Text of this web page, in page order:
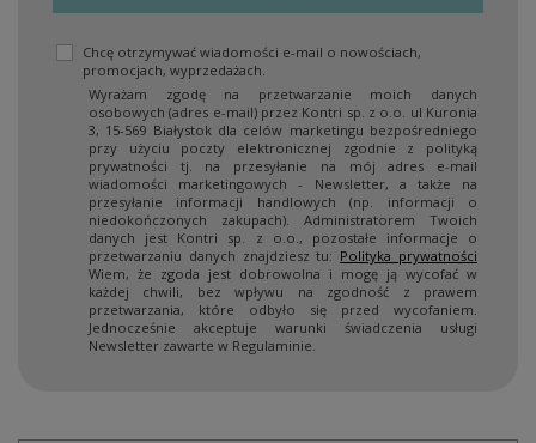
Chcę otrzymywać wiadomości e-mail o nowościach,
promocjach, wyprzedażach.
Wyrażam zgodę na przetwarzanie moich danych
osobowych (adres e-mail) przez Kontri sp. z o.o. ul Kuronia
3, 15-569 Białystok dla celów marketingu bezpośredniego
przy użyciu poczty elektronicznej zgodnie z polityką
prywatności tj. na przesyłanie na mój adres e-mail
wiadomości marketingowych - Newsletter, a także na
przesyłanie informacji handlowych (np. informacji o
niedokończonych zakupach). Administratorem Twoich
danych jest Kontri sp. z o.o., pozostałe informacje o
przetwarzaniu danych znajdziesz tu: Polityka prywatności
Wiem, że zgoda jest dobrowolna i mogę ją wycofać w
każdej chwili, bez wpływu na zgodność z prawem
przetwarzania, które odbyło się przed wycofaniem.
Jednocześnie akceptuje warunki świadczenia usługi
Newsletter zawarte w Regulaminie.